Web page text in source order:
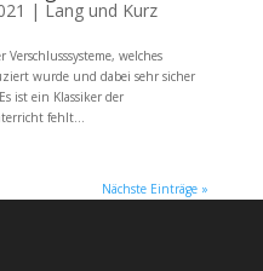
| Lang und Kurz
Verschlusssysteme, welches
wurde und dabei sehr sicher
ist ein Klassiker der
fehlt...
Nächste Einträge »